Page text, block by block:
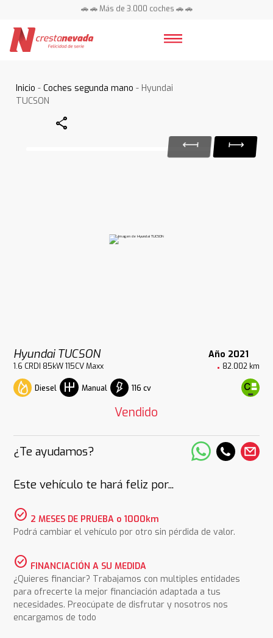
🚗 🚗 Más de 3.000 coches 🚗 🚗
Inicio -Coches segunda mano - Hyundai
TUCSON
Share
Hyundai TUCSON Año 2021
1.6 CRDI 85kW 115CV Maxx 82.002 km
Diesel Manual 116 cv
Vendido
¿Te ayudamos?
Este vehículo te hará feliz por...
check_circle 2 MESES DE PRUEBA o 1000km
Podrá cambiar el vehículo por otro sin pérdida de valor.
check_circle FINANCIACIÓN A SU MEDIDA
¿Quieres financiar? Trabajamos con multiples entidades
para ofrecerte la mejor financiación adaptada a tus
necesidades. Preocúpate de disfrutar y nosotros nos
encargamos de todo